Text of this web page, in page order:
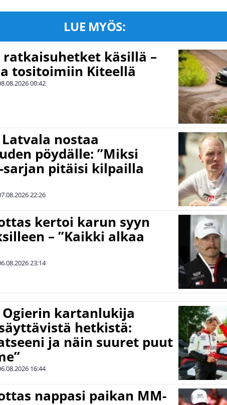
LUE MYÖS:
ratkaisuhetket käsillä –
tositoimiin Kiteellä
00:42
nostaa
pöydälle: ”Miksi
pitäisi kilpailla
22:26
kertoi karun syyn
– ”Kaikki alkaa
23:14
Ogierin kartanlukija
hetkistä:
ja näin suuret puut
16:44
nappasi paikan MM-